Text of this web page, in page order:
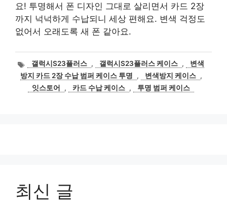
요! 투명해서 폰 디자인 그대로 살리면서 카드 2장
까지 넉넉하게 수납되니 세상 편해요. 변색 걱정도
없어서 오래도록 새 폰 같아요.
태
그
갤럭시S23플러스 , 갤럭시S23플러스 케이스 ,
변색
방지 카드 2장 수납 범퍼 케이스 투명
, 변색방지 케이스 ,
잇스토어
, 카드 수납 케이스 , 투명 범퍼 케이스
최신 글